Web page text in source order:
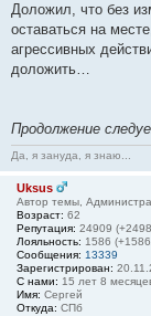
Доложил, что без
оставаться на
агрессивных
доложить…
Продолжение
Да, я зануда, я знаю...
Uksus
Автор темы,
Возраст: 62
Репутация: 24909
Лояльность: 1586
Сообщения: 13339
Зарегистрирован:
С нами: 15 лет 8
Имя: Сергей
Откуда: СПб